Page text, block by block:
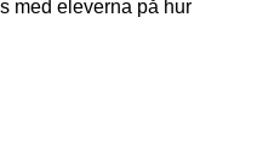
med eleverna på hur